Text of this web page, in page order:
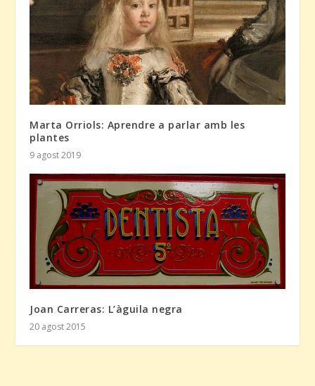
Marta Orriols: Aprendre a parlar amb les
plantes
9 agost 2019
Joan Carreras: L’àguila negra
20 agost 2015